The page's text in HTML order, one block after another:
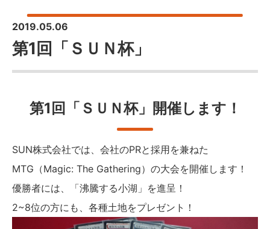
2019.05.06
第1回「ＳＵＮ杯」
第1回「ＳＵＮ杯」開催します！
SUN株式会社では、会社のPRと採用を兼ねた
MTG（Magic: The Gathering）の大会を開催します！
優勝者には、「沸騰する小湖」を進呈！
2~8位の方にも、各種土地をプレゼント！